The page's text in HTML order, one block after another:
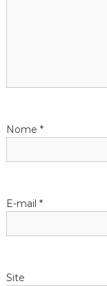
o
t
Nome *
E-mail *
Site